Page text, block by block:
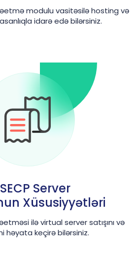
modulu vasitəsilə hosting və
idarə edə bilərsiniz.
Server
Xüsusiyyətləri
ilə virtual server satışını və
həyata keçirə bilərsiniz.